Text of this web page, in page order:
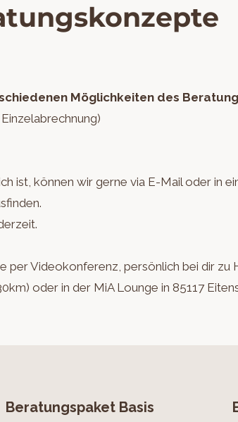
Möglichkeiten des
ist, können wir gerne via E-Mail oder in
per Videokonferenz, persönlich bei dir zu
oder in der MiA Lounge in 85117
Beratungspaket Basis